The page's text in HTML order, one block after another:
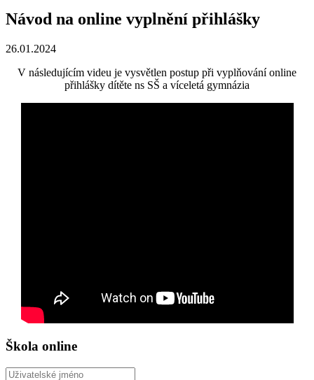
Návod na online vyplnění přihlášky
26.01.2024
V následujícím videu je vysvětlen postup při vyplňování online
přihlášky dítěte ns SŠ a víceletá gymnázia
Škola online